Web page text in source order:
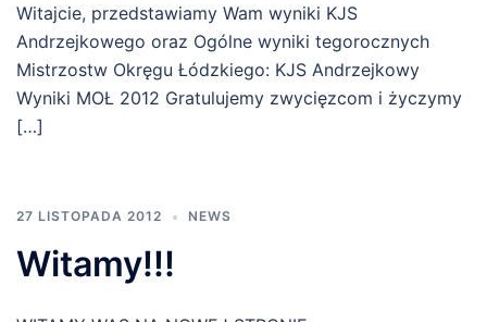
Witajcie, przedstawiamy Wam wyniki KJS
Andrzejkowego oraz Ogólne wyniki tegorocznych
Mistrzostw Okręgu Łódzkiego: KJS Andrzejkowy
Wyniki MOŁ 2012 Gratulujemy zwycięzcom i życzymy
[…]
27 LISTOPADA 2012 NEWS
Witamy!!!